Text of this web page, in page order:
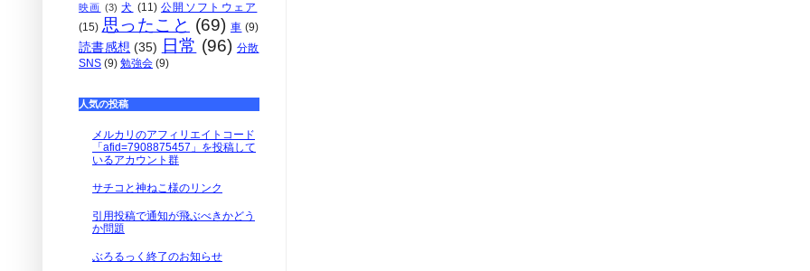
映画 (3) 犬 (11) 公開ソフトウェア
(15) 思ったこと (69) 車 (9)
読書感想 (35) 日常 (96) 分散
SNS (9) 勉強会 (9)
人気の投稿
メルカリのアフィリエイトコード
「afid=7908875457」を投稿して
いるアカウント群
サチコと神ねこ様のリンク
引用投稿で通知が飛ぶべきかどう
か問題
ぶろるっく終了のお知らせ